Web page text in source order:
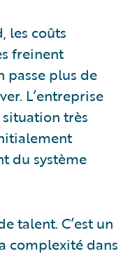
les coûts
freinent
passe plus de
L’entreprise
très
du système
talent. C’est un
complexité dans